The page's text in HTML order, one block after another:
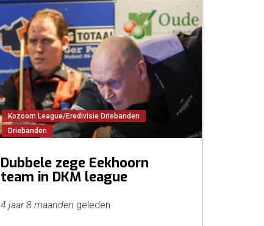
Kozoom League/Eredivisie Driebanden
Driebanden
Dubbele zege Eekhoorn
team in DKM league
4 jaar 8 maanden geleden